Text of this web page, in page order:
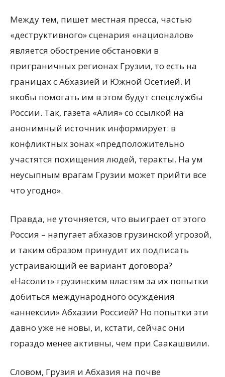
Между тем, пишет местная пресса, частью
«деструктивного» сценария «националов»
является обострение обстановки в
приграничных регионах Грузии, то есть на
границах с Абхазией и Южной Осетией. И
якобы помогать им в этом будут спецслужбы
России. Так, газета «Алия» со ссылкой на
анонимный источник информирует: в
конфликтных зонах «предположительно
участятся похищения людей, теракты. На ум
неусыпным врагам Грузии может прийти все
что угодно».
Правда, не уточняется, что выиграет от этого
Россия – напугает абхазов грузинской угрозой,
и таким образом принудит их подписать
устраивающий ее вариант договора?
«Насолит» грузинским властям за их попытки
добиться международного осуждения
«аннексии» Абхазии Россией? Но попытки эти
давно уже не новы, и, кстати, сейчас они
гораздо менее активны, чем при Саакашвили.
Словом, Грузия и Абхазия на почве